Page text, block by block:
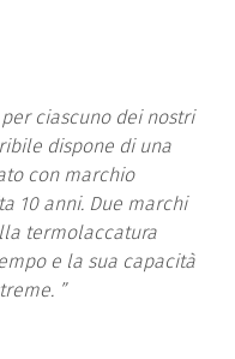
ciascuno dei nostri
dispone di una
con marchio
10 anni. Due marchi
termolaccatura
e la sua capacità